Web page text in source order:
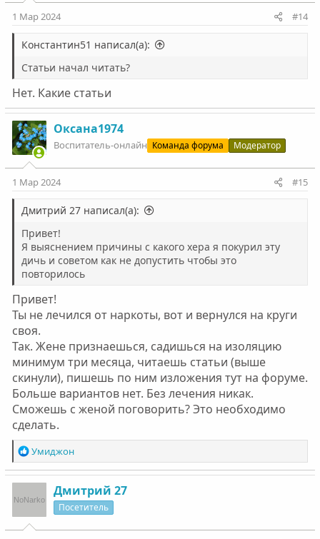
1 Мар 2024 #14
Константин51 написал(а):
Статьи начал читать?
Нет. Какие статьи
Оксана1974
Воспитатель-онлайн Команда форума Модератор
1 Мар 2024 #15
Дмитрий 27 написал(а):
Привет!
Я выяснением причины с какого хера я покурил эту
дичь и советом как не допустить чтобы это
повторилось
Привет!
Ты не лечился от наркоты, вот и вернулся на круги
своя.
Так. Жене признаешься, садишься на изоляцию
минимум три месяца, читаешь статьи (выше
скинули), пишешь по ним изложения тут на форуме.
Больше вариантов нет. Без лечения никак.
Сможешь с женой поговорить? Это необходимо
сделать.
Р
е
а
ц
и
и
Умиджон
Дмитрий 27
Посетитель